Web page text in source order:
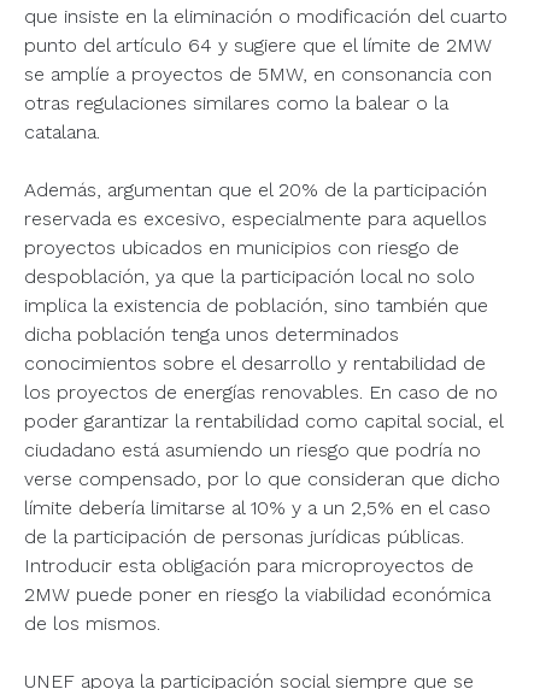
que insiste en la eliminación o modificación del cuarto
punto del artículo 64 y sugiere que el límite de 2MW
se amplíe a proyectos de 5MW, en consonancia con
otras regulaciones similares como la balear o la
catalana.
Además, argumentan que el 20% de la participación
reservada es excesivo, especialmente para aquellos
proyectos ubicados en municipios con riesgo de
despoblación, ya que la participación local no solo
implica la existencia de población, sino también que
dicha población tenga unos determinados
conocimientos sobre el desarrollo y rentabilidad de
los proyectos de energías renovables. En caso de no
poder garantizar la rentabilidad como capital social, el
ciudadano está asumiendo un riesgo que podría no
verse compensado, por lo que consideran que dicho
límite debería limitarse al 10% y a un 2,5% en el caso
de la participación de personas jurídicas públicas.
Introducir esta obligación para microproyectos de
2MW puede poner en riesgo la viabilidad económica
de los mismos.
UNEF apoya la participación social siempre que se